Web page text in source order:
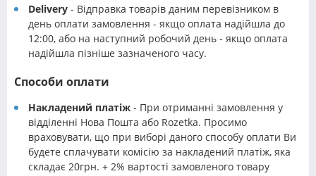
Delivery - Відправка товарів даним перевізником в
день оплати замовлення - якщо оплата надійшла до
12:00, або на наступний робочий день - якщо оплата
надійшла пізніше зазначеного часу.
Способи оплати
Накладений платіж - При отриманні замовлення у
відділенні Нова Пошта або Rozetka. Просимо
враховувати, що при виборі даного способу оплати Ви
будете сплачувати комісію за накладений платіж, яка
складає 20грн. + 2% вартості замовленого товару